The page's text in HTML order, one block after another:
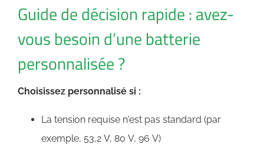
Guide de décision rapide : avez-
vous besoin d’une batterie
personnalisée ?
Choisissez personnalisé si :
La tension requise n'est pas standard (par
exemple, 53,2 V, 80 V, 96 V)